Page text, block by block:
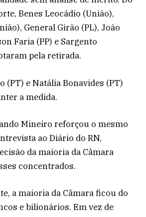
Benes Leocádio (União),
General Girão (PL), João
Faria (PP) e Sargento
pela retirada.
(PT) e Natália Bonavides (PT)
a medida.
Mineiro reforçou o mesmo
ao Diário do RN,
da maioria da Câmara
concentrados.
a maioria da Câmara ficou do
e bilionários. Em vez de